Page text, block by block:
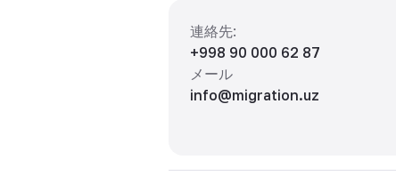
連絡先:
+998 90 000 62 87
メール
info@migration.uz